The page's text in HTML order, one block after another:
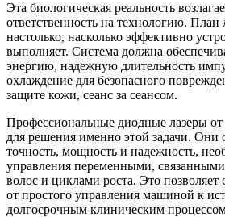
Эта биологическая реальность
ответственность на технологию. План
настолько, насколько эффективно
выполняет. Система должна
энергию, надежную длительность
охлаждение для безопасного
защите кожи, сеанс за сеансом.
Профессиональные диодные лазеры от
для решения именно этой задачи. Они
точность, мощность и надежность,
управления переменными,
волос и циклами роста. Это позволяет
от простого управления машиной к
долгосрочным клиническим